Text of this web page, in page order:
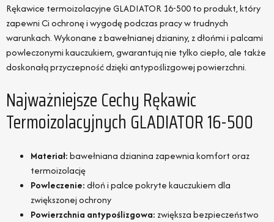
Rękawice termoizolacyjne GLADIATOR 16-500 to produkt, który
zapewni Ci ochronę i wygodę podczas pracy w trudnych
warunkach. Wykonane z bawełnianej dzianiny, z dłońmi i palcami
powleczonymi kauczukiem, gwarantują nie tylko ciepło, ale także
doskonałą przyczepność dzięki antypoślizgowej powierzchni.
Najważniejsze Cechy Rękawic
Termoizolacyjnych GLADIATOR 16-500
Materiał:bawełniana dzianina zapewnia komfort oraz
termoizolację
Powleczenie:dłoń i palce pokryte kauczukiem dla
zwiększonej ochrony
Powierzchnia antypoślizgowa: zwiększa bezpieczeństwo